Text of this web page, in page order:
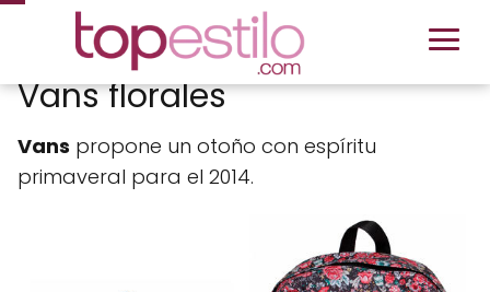
Vans florales
Vans propone un otoño con espíritu
primaveral para el 2014.